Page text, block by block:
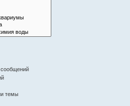
сообщений
темы